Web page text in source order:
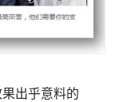
出乎意料的